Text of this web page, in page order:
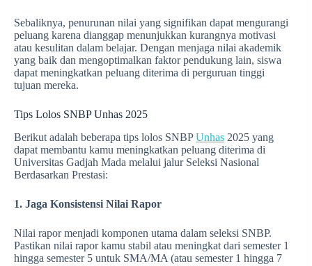
Sebaliknya, penurunan nilai yang signifikan dapat mengurangi
peluang karena dianggap menunjukkan kurangnya motivasi
atau kesulitan dalam belajar. Dengan menjaga nilai akademik
yang baik dan mengoptimalkan faktor pendukung lain, siswa
dapat meningkatkan peluang diterima di perguruan tinggi
tujuan mereka.
Tips Lolos SNBP Unhas 2025
Berikut adalah beberapa tips lolos SNBPUnhas 2025 yang
dapat membantu kamu meningkatkan peluang diterima di
Universitas Gadjah Mada melalui jalur Seleksi Nasional
Berdasarkan Prestasi:
1. Jaga Konsistensi Nilai Rapor
Nilai rapor menjadi komponen utama dalam seleksi SNBP.
Pastikan nilai rapor kamu stabil atau meningkat dari semester 1
hingga semester 5 untuk SMA/MA (atau semester 1 hingga 7